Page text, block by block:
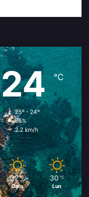
24℃
25º - 24º
85%
2.2 km/h
32 ℃
Dom
30 ℃
Lun